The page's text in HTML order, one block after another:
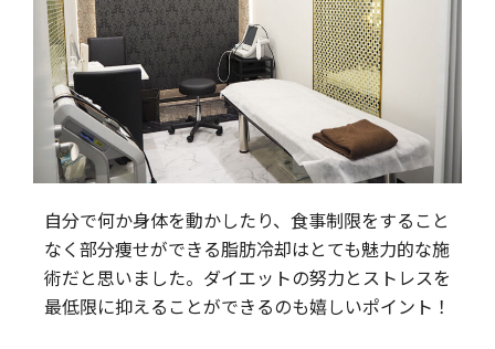
自分で何か身体を動かしたり、食事制限をすること
なく部分痩せができる脂肪冷却はとても魅力的な施
術だと思いました。ダイエットの努力とストレスを
最低限に抑えることができるのも嬉しいポイント！